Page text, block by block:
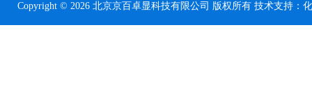
Copyright © 2026 北京京百卓显科技有限公司 版权所有 技术支持：